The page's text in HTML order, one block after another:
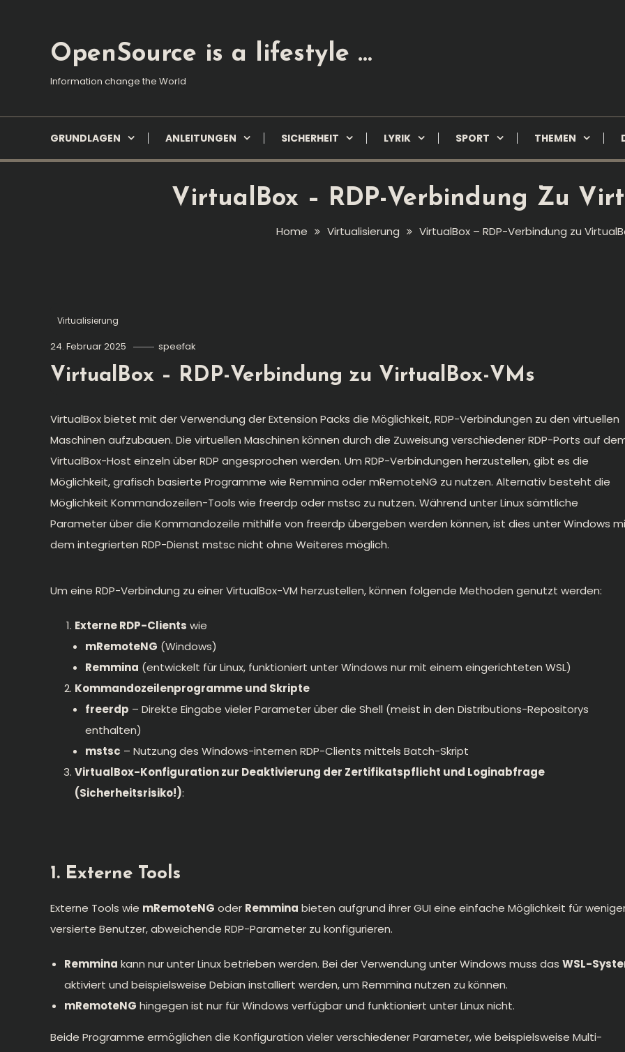
OpenSource is a lifestyle …
Information change the World
GRUNDLAGEN ANLEITUNGEN SICHERHEIT LYRIK SPORT THEMEN
VirtualBox – RDP-Verbindung Zu
Home Virtualisierung VirtualBox – RDP-Verbindung zu
Virtualisierung
24. Februar 2025 speefak
VirtualBox – RDP-Verbindung zu VirtualBox-VMs
VirtualBox bietet mit der Verwendung der Extension Packs die Möglichkeit, RDP-Verbindungen zu den virtuellen
Maschinen aufzubauen. Die virtuellen Maschinen können durch die Zuweisung verschiedener RDP-Ports auf
VirtualBox-Host einzeln über RDP angesprochen werden. Um RDP-Verbindungen herzustellen, gibt es die
Möglichkeit, grafisch basierte Programme wie Remmina odermRemoteNG zu nutzen. Alternativ besteht die
Möglichkeit Kommandozeilen-Tools wie freerdp odermstsc zu nutzen. Während unter Linux sämtliche
Parameter über die Kommandozeile mithilfe von freerdp übergeben werden können, ist dies unter Windows
dem integrierten RDP-Dienst mstsc nicht ohne Weiteres möglich.
Um eine RDP-Verbindung zu einer VirtualBox-VM herzustellen, können folgende Methoden genutzt werden:
Externe RDP-Clients wie
mRemoteNG (Windows)
Remmina (entwickelt für Linux, funktioniert unter Windows nur mit einem eingerichteten WSL)
Kommandozeilenprogramme und Skripte
freerdp – Direkte Eingabe vieler Parameter über die Shell (meist in den Distributions-Repositorys
enthalten)
mstsc – Nutzung des Windows-internen RDP-Clients mittels Batch-Skript
VirtualBox-Konfiguration zur Deaktivierung der Zertifikatspflicht und Loginabfrage
(Sicherheitsrisiko!):
1. Externe Tools
Externe Tools wie mRemoteNG oder Remmina bieten aufgrund ihrer GUI eine einfache Möglichkeit für
versierte Benutzer, abweichende RDP-Parameter zu konfigurieren.
Remmina kann nur unter Linux betrieben werden. Bei der Verwendung unter Windows muss das WSL-
aktiviert und beispielsweise Debian installiert werden, um Remmina nutzen zu können.
mRemoteNG hingegen ist nur für Windows verfügbar und funktioniert unter Linux nicht.
Beide Programme ermöglichen die Konfiguration vieler verschiedener Parameter, wie beispielsweise Multi-